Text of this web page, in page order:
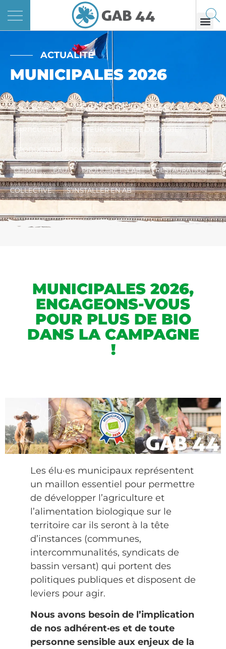
ACTUALITÉ
MUNICIPALES 2026
COLLECTIVITÉ ETABLISSEMENT SCOLAIRE
PARTICULIER PORTEUR, PORTEUSE DE PROJET
PRODUCTEUR, PRODUCTRICE
CLIMAT EAU PRODUIRE EN AB RESTAURATION
COLLECTIVE S’INSTALLER EN AB
MUNICIPALES 2026,
ENGAGEONS-VOUS
POUR PLUS DE BIO
DANS LA CAMPAGNE
!
Les élu·es municipaux représentent
un maillon essentiel pour permettre
de développer l’agriculture et
l’alimentation biologique sur le
territoire car ils seront à la tête
d’instances (communes,
intercommunalités, syndicats de
bassin versant) qui portent des
politiques publiques et disposent de
leviers pour agir.
Nous avons besoin de l’implication
de nos adhérent·es et de toute
personne sensible aux enjeux de la
Panneau de gestion des cookies